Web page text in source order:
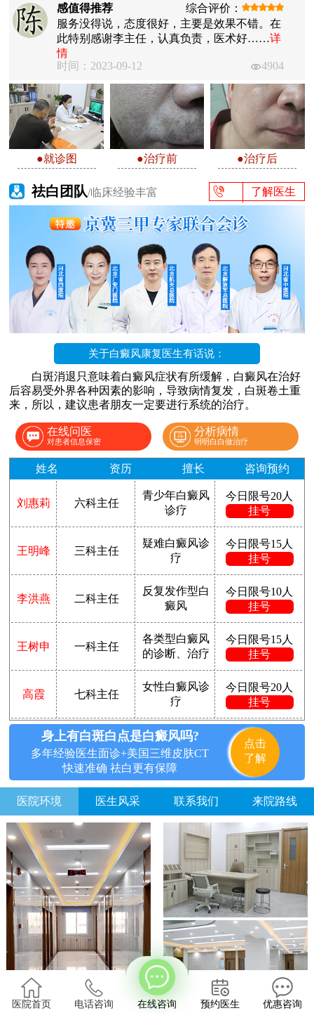
感值得推荐
综合评价：
服务没得说，态度很好，主要是效果不错。在
此特别感谢李主任，认真负责，医术好……详
情
时间：2023-09-12
4904
●就诊图 ●治疗前 ●治疗后
祛白团队/临床经验丰富 了解医生
关于白癜风康复医生有话说：
白斑消退只意味着白癜风症状有所缓解，白癜风在治好
后容易受外界各种因素的影响，导致病情复发，白斑卷土重
来，所以，建议患者朋友一定要进行系统的治疗。
在线问医
对患者信息保密
分析病情
明明白白做治疗
姓名 资历 擅长 咨询预约
刘惠莉 六科主任
青少年白癜风
诊疗
今日限号20人
挂号
王明峰 三科主任
疑难白癜风诊
疗
今日限号15人
挂号
李洪燕 二科主任
反复发作型白
癜风
今日限号10人
挂号
王树申 一科主任
各类型白癜风
的诊断、治疗
今日限号15人
挂号
高霞 七科主任
女性白癜风诊
疗
今日限号20人
挂号
身上有白斑白点是白癜风吗?
多年经验医生面诊+美国三维皮肤CT
快速准确 祛白更有保障
点击
了解
医院环境 医生风采 联系我们 来院路线
医院首页 电话咨询 在线咨询
方便说下您的白癜风症状？
预约医生 优惠咨询